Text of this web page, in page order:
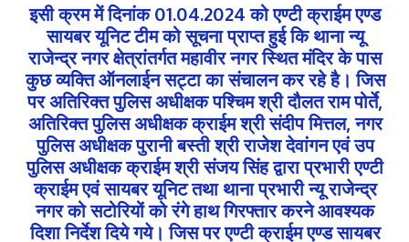
इसी क्रम में दिनांक 01.04.2024 को एण्टी क्राईम एण्ड
सायबर यूनिट टीम को सूचना प्राप्त हुई कि थाना न्यू
राजेन्द्र नगर क्षेत्रांतर्गत महावीर नगर स्थित मंदिर के पास
कुछ व्यक्ति ऑनलाईन सट्टा का संचालन कर रहे है। जिस
पर अतिरिक्त पुलिस अधीक्षक पश्चिम श्री दौलत राम पोर्ते,
अतिरिक्त पुलिस अधीक्षक क्राईम श्री संदीप मित्तल, नगर
पुलिस अधीक्षक पुरानी बस्ती श्री राजेश देवांगन एवं उप
पुलिस अधीक्षक क्राईम श्री संजय सिंह द्वारा प्रभारी एण्टी
क्राईम एवं सायबर यूनिट तथा थाना प्रभारी न्यू राजेन्द्र
नगर को सटोरियों को रंगे हाथ गिरफ्तार करने आवश्यक
दिशा निर्देश दिये गये। जिस पर एण्टी क्राईम एण्ड सायबर